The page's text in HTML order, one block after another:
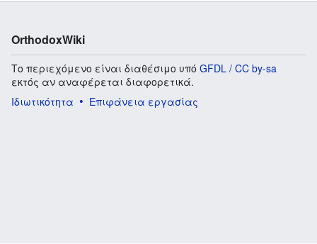
OrthodoxWiki
Το περιεχόμενο είναι διαθέσιμο υπό GFDL / CC by-sa
εκτός αν αναφέρεται διαφορετικά.
Ιδιωτικότητα
Επιφάνεια εργασίας